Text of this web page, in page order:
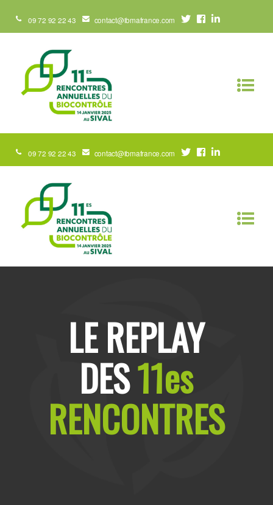
09 72 92 22 43 contact@ibmafrance.com
09 72 92 22 43 contact@ibmafrance.com
LE REPLAY
DES11es
RENCONTRES